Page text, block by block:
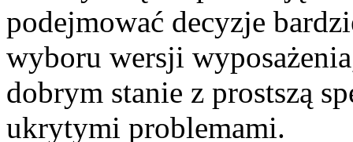
podejmować decyzje
wyboru wersji
dobrym stanie z prostszą
ukrytymi problemami.